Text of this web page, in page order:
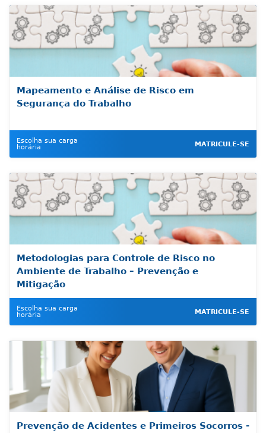
Mapeamento e Análise de Risco em
Segurança do Trabalho
Escolha sua carga
horária
MATRICULE-SE
Metodologias para Controle de Risco no
Ambiente de Trabalho – Prevenção e
Mitigação
Escolha sua carga
horária
MATRICULE-SE
Prevenção de Acidentes e Primeiros Socorros -